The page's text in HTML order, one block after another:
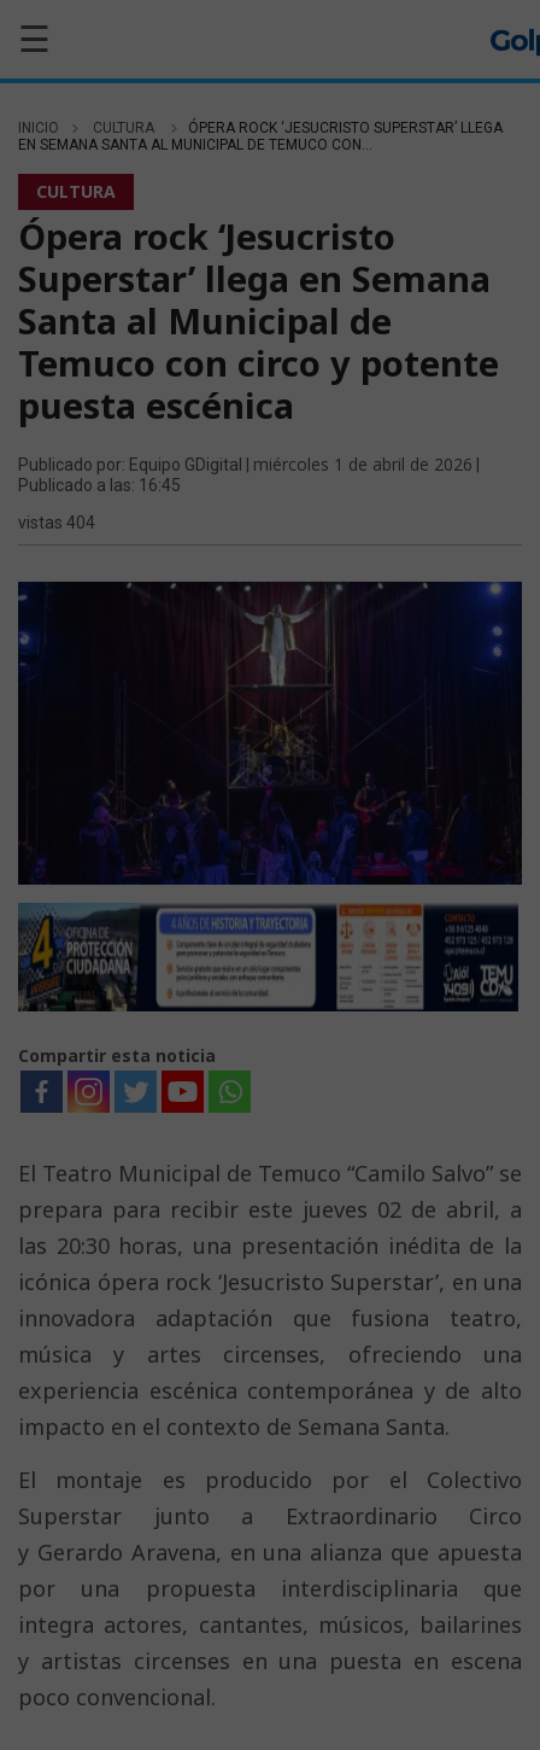
☰
INICIO CULTURA
ÓPERA ROCK ‘JESUCRISTO SUPERSTAR’ LLEGA
EN SEMANA SANTA AL MUNICIPAL DE TEMUCO CON...
CULTURA
Ópera rock ‘Jesucristo
Superstar’ llega en Semana
Santa al Municipal de
Temuco con circo y potente
puesta escénica
Publicado por: Equipo GDigital | miércoles 1 de abril de 2026
Publicado a las: 16:45
vistas 404
Compartir esta noticia
El Teatro Municipal de Temuco “Camilo Salvo” se
prepara para recibir este jueves 02 de abril, a
las 20:30 horas, una presentación inédita de la
icónica ópera rock ‘Jesucristo Superstar’, en una
innovadora adaptación que fusiona teatro,
música y artes circenses, ofreciendo una
experiencia escénica contemporánea y de alto
impacto en el contexto de Semana Santa.
El montaje es producido por el Colectivo
Superstar junto a Extraordinario Circo
y Gerardo Aravena, en una alianza que apuesta
por una propuesta interdisciplinaria que
integra actores, cantantes, músicos, bailarines
y artistas circenses en una puesta en escena
poco convencional.